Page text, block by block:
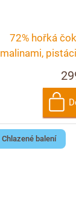
72% hořká
malinami,
Chlazené balení